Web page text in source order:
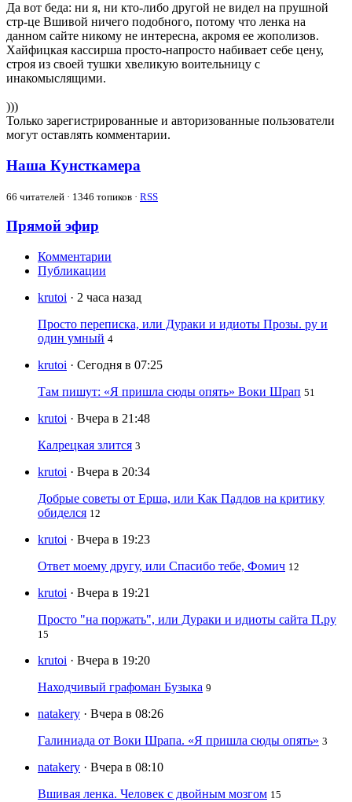
Да вот беда: ни я, ни кто-либо другой не видел на прушной
стр-це Вшивой ничего подобного, потому что ленка на
данном сайте никому не интересна, акромя ее жополизов.
Хайфицкая кассирша просто-напросто набивает себе цену,
строя из своей тушки хвеликую воительницу с
инакомыслящими.
)))
Только зарегистрированные и авторизованные пользователи
могут оставлять комментарии.
Наша Кунсткамера
66 читателей · 1346 топиков · RSS
Прямой эфир
Комментарии
Публикации
krutoi · 2 часа назад
Просто переписка, или Дураки и идиоты Прозы. ру и
один умный 4
krutoi · Сегодня в 07:25
Там пишут: «Я пришла сюды опять» Воки Шрап 51
krutoi · Вчера в 21:48
Калрецкая злится 3
krutoi · Вчера в 20:34
Добрые советы от Ерша, или Как Падлов на критику
обиделся 12
krutoi · Вчера в 19:23
Ответ моему другу, или Спасибо тебе, Фомич 12
krutoi · Вчера в 19:21
Просто "на поржать", или Дураки и идиоты сайта П.ру
15
krutoi · Вчера в 19:20
Находчивый графоман Бузыка 9
natakery · Вчера в 08:26
Галиниада от Воки Шрапа. «Я пришла сюды опять» 3
natakery · Вчера в 08:10
Вшивая ленка. Человек с двойным мозгом 15